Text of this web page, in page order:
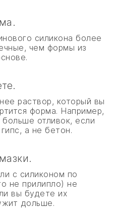
силикона более
чем формы из
раствор, который вы
форма. Например,
отливок, если
а не бетон.
с силиконом по
не прилипло) не
вы будете их
дольше.